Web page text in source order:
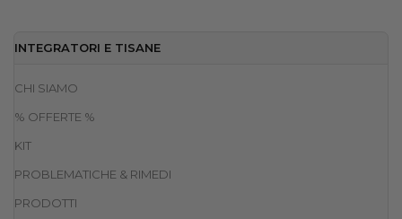
INTEGRATORI E TISANE
CHI SIAMO
% OFFERTE %
KIT
PROBLEMATICHE & RIMEDI
PRODOTTI